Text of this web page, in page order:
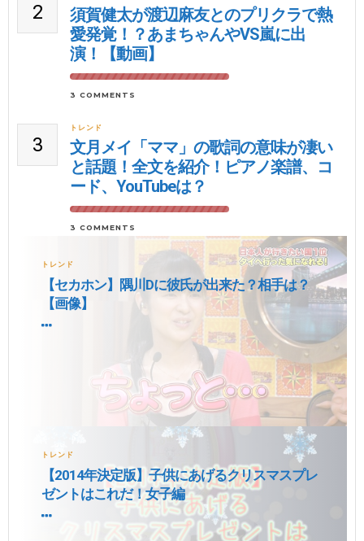
2
須賀健太が渡辺麻友とのプリクラで熱
愛発覚！？あまちゃんやVS嵐に出
演！【動画】
3 COMMENTS
3
トレンド
文月メイ「ママ」の歌詞の意味が凄い
と話題！全文を紹介！ピアノ楽譜、コ
ード、YouTubeは？
3 COMMENTS
トレンド
【セカホン】隅川Dに彼氏が出来た？相手は？
【画像】
トレンド
【2014年決定版】子供にあげるクリスマスプレ
ゼントはこれだ！女子編